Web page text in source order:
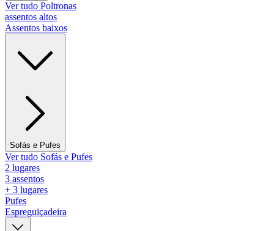
Ver tudo Poltronas
assentos altos
Assentos baixos
Sofás e Pufes
Ver tudo Sofás e Pufes
2 lugares
3 assentos
+ 3 lugares
Pufes
Espreguiçadeira